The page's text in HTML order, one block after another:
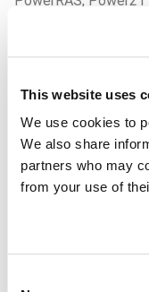
This website uses
We use cookies to
We also share
partners who may
from your use of
w recyrkulacyjnych
Power2 dyktuje
surowców do
pstrąga. Wreszcie,
wysokowydajnych